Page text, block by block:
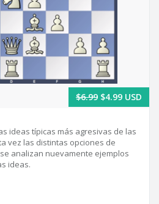
$6.99 $4.99 USD
ideas típicas más agresivas de las
vez las distintas opciones de
analizan nuevamente ejemplos
ideas.